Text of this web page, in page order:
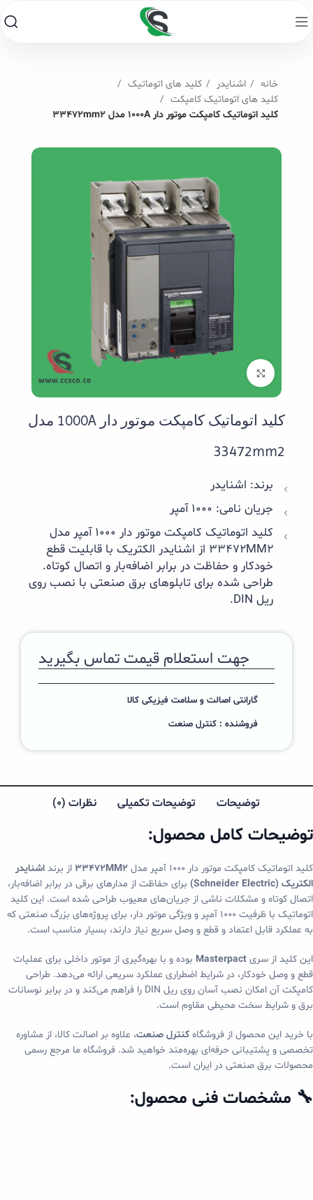
خانه اشنایدر
کلید های اتوماتیک
کلید های اتوماتیک کامپکت
کلید اتوماتیک کامپکت موتور دار 1000A مدل 33472mm2
کلید اتوماتیک کامپکت موتور دار 1000A مدل
33472mm2
برند: اشنایدر
جریان نامی: 1000 آمپر
کلید اتوماتیک کامپکت موتور دار 1000 آمپر مدل
33472MM2 از اشنایدر الکتریک با قابلیت قطع
خودکار و حفاظت در برابر اضافه‌بار و اتصال کوتاه.
طراحی شده برای تابلوهای برق صنعتی با نصب روی
ریل DIN.
جهت استعلام قیمت تماس بگیرید
گارانتی اصالت و سلامت فیزیکی کالا
فروشنده : کنترل صنعت
توضیحات توضیحات تکمیلی نظرات (0)
توضیحات کامل محصول:
کلید اتوماتیک کامپکت موتور دار 1000 آمپر مدل 33472MM2 از برنداشنایدر
الکتریک (Schneider Electric)
برای حفاظت از مدارهای برقی در برابر اضافه‌بار،
اتصال کوتاه و مشکلات ناشی از جریان‌های معیوب طراحی شده است. این کلید
اتوماتیک با ظرفیت 1000 آمپر و ویژگی موتور دار، برای پروژه‌های بزرگ صنعتی که
به عملکرد قابل اعتماد و قطع و وصل سریع نیاز دارند، بسیار مناسب است.
این کلید از سریMasterpact بوده و با بهره‌گیری از موتور داخلی برای عملیات
قطع و وصل خودکار، در شرایط اضطراری عملکرد سریعی ارائه می‌دهد. طراحی
کامپکت آن امکان نصب آسان روی ریل DIN را فراهم می‌کند و در برابر نوسانات
برق و شرایط سخت محیطی مقاوم است.
با خرید این محصول از فروشگاهکنترل صنعت، علاوه بر اصالت کالا، از مشاوره
تخصصی و پشتیبانی حرفه‌ای بهره‌مند خواهید شد. فروشگاه ما مرجع رسمی
محصولات برق صنعتی در ایران است.
🔧 مشخصات فنی محصول: